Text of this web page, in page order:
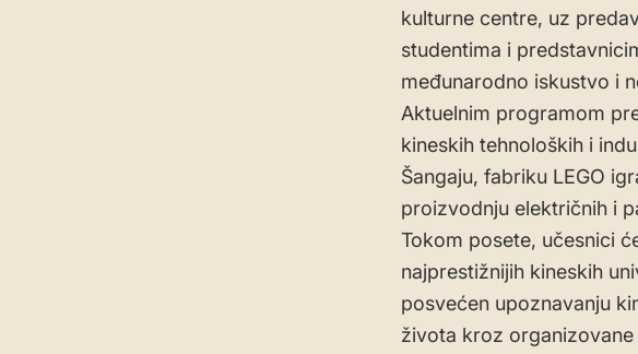
kulturne centre, uz
studentima i
međunarodno iskustvo i
Aktuelnim programom
kineskih tehnoloških i
Šangaju, fabriku LEGO
proizvodnju električnih i
Tokom posete, učesnici
najprestižnijih kineskih
posvećen upoznavanju
života kroz